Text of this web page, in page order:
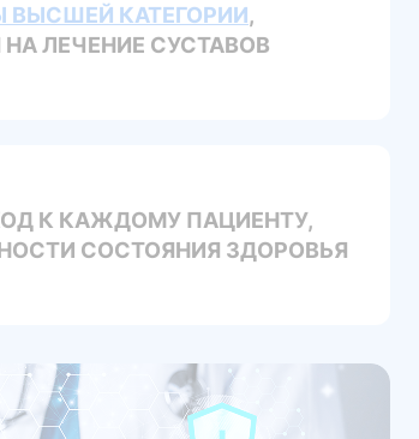
КАТЕГОРИИ,
ЛЕЧЕНИЕ СУСТАВОВ
К КАЖДОМУ ПАЦИЕНТУ,
СОСТОЯНИЯ ЗДОРОВЬЯ